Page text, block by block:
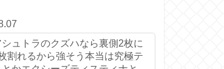
シュトラのクズハなら裏側2枚に
割れるから強そう本当は究極テ